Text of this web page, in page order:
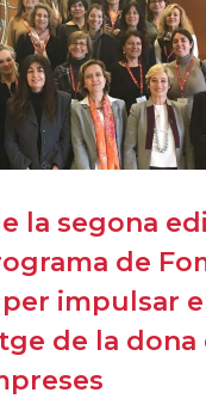
la segona
de
per impulsar
de la dona